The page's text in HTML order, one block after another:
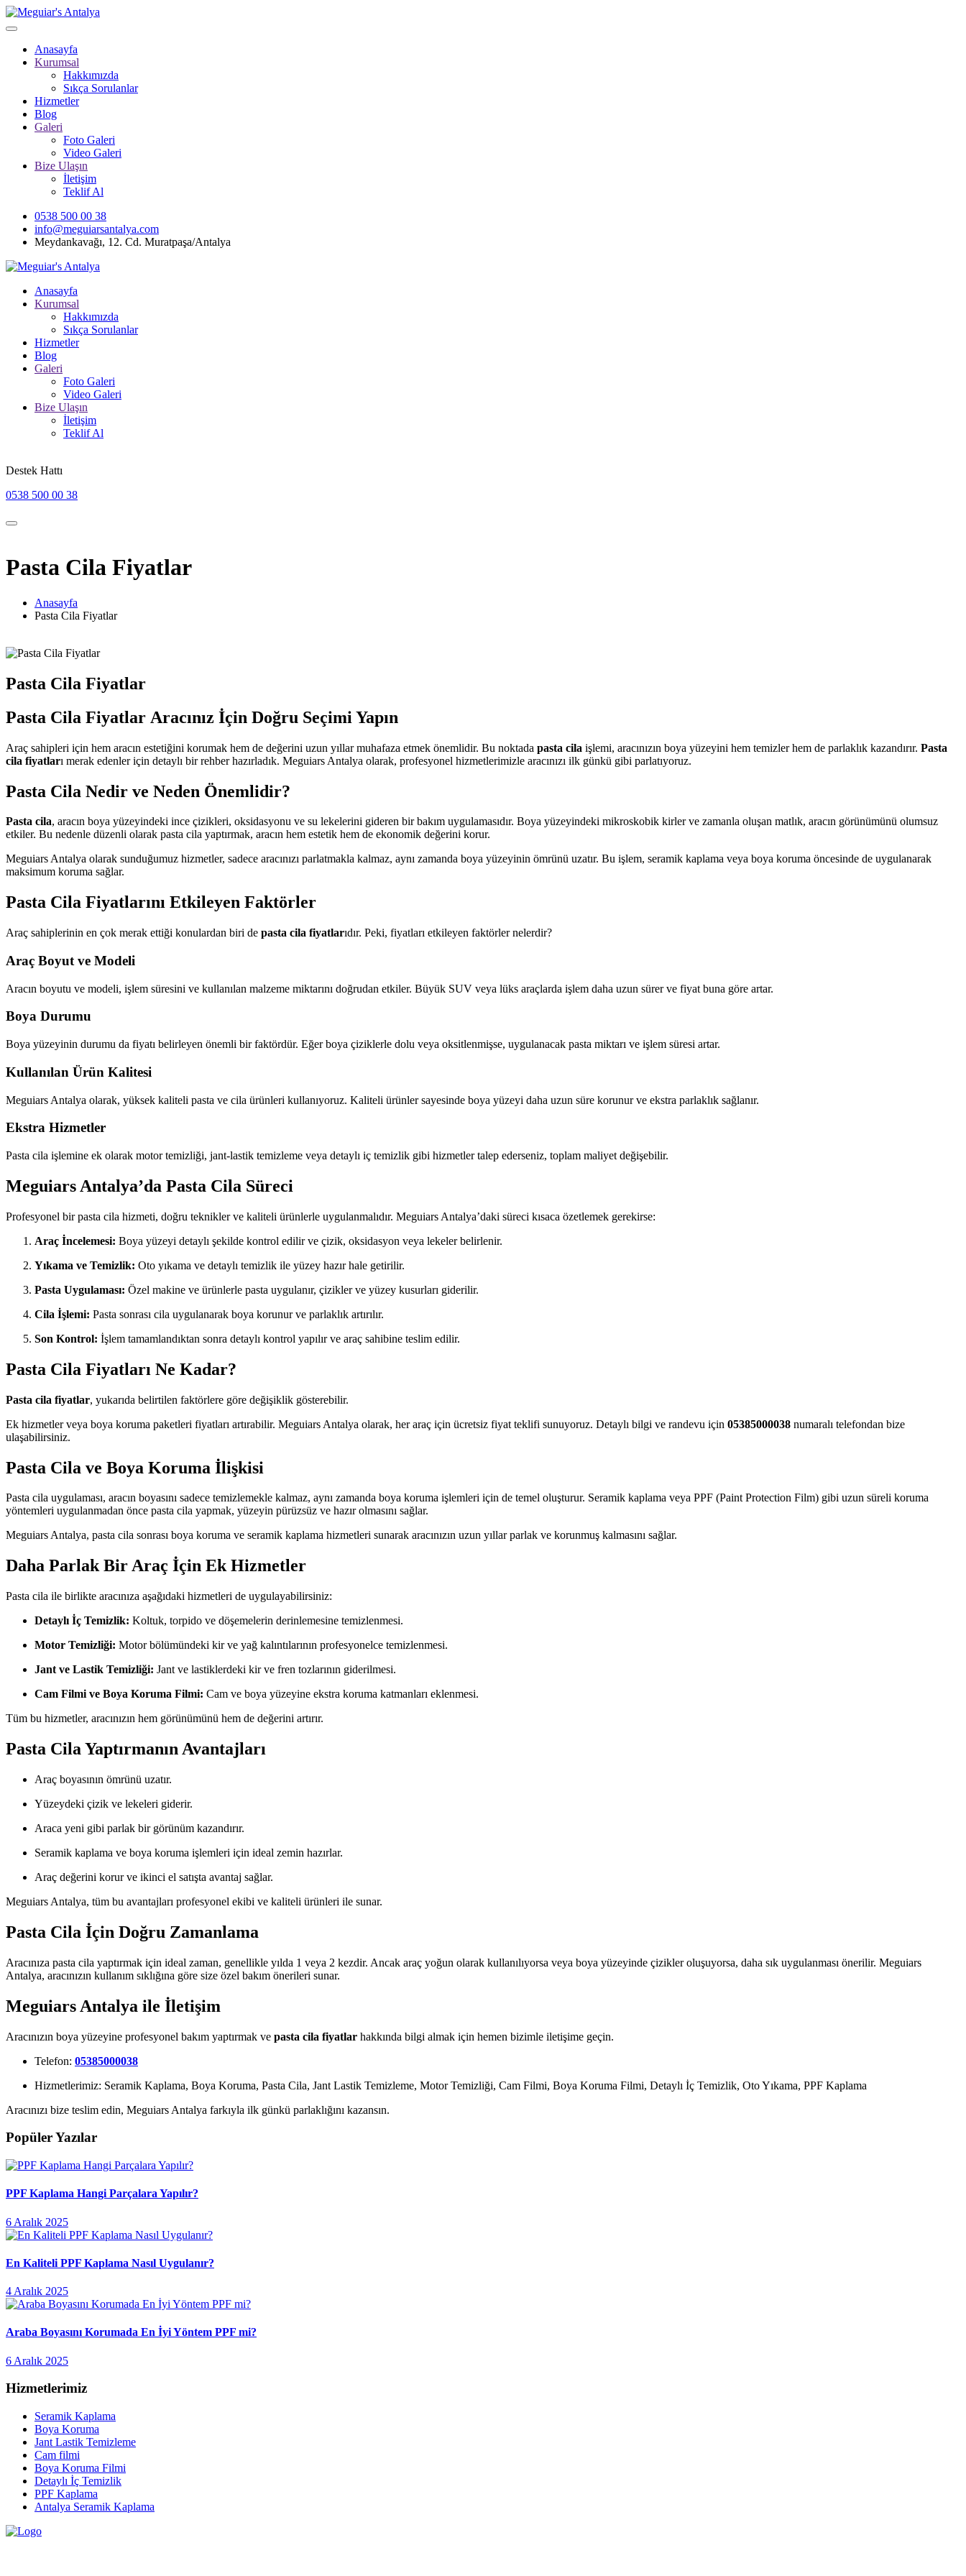
Anasayfa
Kurumsal
Hakkımızda
Sıkça Sorulanlar
Hizmetler
Blog
Galeri
Foto Galeri
Video Galeri
Bize Ulaşın
İletişim
Teklif Al
0538 500 00 38
info@meguiarsantalya.com
Meydankavağı, 12. Cd. Muratpaşa/Antalya
Anasayfa
Kurumsal
Hakkımızda
Sıkça Sorulanlar
Hizmetler
Blog
Galeri
Foto Galeri
Video Galeri
Bize Ulaşın
İletişim
Teklif Al
Destek Hattı
0538 500 00 38
Pasta Cila Fiyatlar
Anasayfa
Pasta Cila Fiyatlar
Pasta Cila Fiyatlar
Pasta Cila Fiyatlar Aracınız İçin Doğru Seçimi Yapın
Araç sahipleri için hem aracın estetiğini korumak hem de değerini uzun yıllar muhafaza etmek önemlidir. Bu noktada pasta cila işlemi, aracınızın boya yüzeyini hem temizler hem de parlaklık kazandırır. Pasta
cila fiyatları merak edenler için detaylı bir rehber hazırladık. Meguiars Antalya olarak, profesyonel hizmetlerimizle aracınızı ilk günkü gibi parlatıyoruz.
Pasta Cila Nedir ve Neden Önemlidir?
Pasta cila, aracın boya yüzeyindeki ince çizikleri, oksidasyonu ve su lekelerini gideren bir bakım uygulamasıdır. Boya yüzeyindeki mikroskobik kirler ve zamanla oluşan matlık, aracın görünümünü olumsuz
etkiler. Bu nedenle düzenli olarak pasta cila yaptırmak, aracın hem estetik hem de ekonomik değerini korur.
Meguiars Antalya olarak sunduğumuz hizmetler, sadece aracınızı parlatmakla kalmaz, aynı zamanda boya yüzeyinin ömrünü uzatır. Bu işlem, seramik kaplama veya boya koruma öncesinde de uygulanarak
maksimum koruma sağlar.
Pasta Cila Fiyatlarını Etkileyen Faktörler
Araç sahiplerinin en çok merak ettiği konulardan biri de pasta cila fiyatlarıdır. Peki, fiyatları etkileyen faktörler nelerdir?
Araç Boyut ve Modeli
Aracın boyutu ve modeli, işlem süresini ve kullanılan malzeme miktarını doğrudan etkiler. Büyük SUV veya lüks araçlarda işlem daha uzun sürer ve fiyat buna göre artar.
Boya Durumu
Boya yüzeyinin durumu da fiyatı belirleyen önemli bir faktördür. Eğer boya çiziklerle dolu veya oksitlenmişse, uygulanacak pasta miktarı ve işlem süresi artar.
Kullanılan Ürün Kalitesi
Meguiars Antalya olarak, yüksek kaliteli pasta ve cila ürünleri kullanıyoruz. Kaliteli ürünler sayesinde boya yüzeyi daha uzun süre korunur ve ekstra parlaklık sağlanır.
Ekstra Hizmetler
Pasta cila işlemine ek olarak motor temizliği, jant-lastik temizleme veya detaylı iç temizlik gibi hizmetler talep ederseniz, toplam maliyet değişebilir.
Meguiars Antalya’da Pasta Cila Süreci
Profesyonel bir pasta cila hizmeti, doğru teknikler ve kaliteli ürünlerle uygulanmalıdır. Meguiars Antalya’daki süreci kısaca özetlemek gerekirse:
Araç İncelemesi: Boya yüzeyi detaylı şekilde kontrol edilir ve çizik, oksidasyon veya lekeler belirlenir.
Yıkama ve Temizlik: Oto yıkama ve detaylı temizlik ile yüzey hazır hale getirilir.
Pasta Uygulaması: Özel makine ve ürünlerle pasta uygulanır, çizikler ve yüzey kusurları giderilir.
Cila İşlemi: Pasta sonrası cila uygulanarak boya korunur ve parlaklık artırılır.
Son Kontrol: İşlem tamamlandıktan sonra detaylı kontrol yapılır ve araç sahibine teslim edilir.
Pasta Cila Fiyatları Ne Kadar?
Pasta cila fiyatlar, yukarıda belirtilen faktörlere göre değişiklik gösterebilir.
Ek hizmetler veya boya koruma paketleri fiyatları artırabilir. Meguiars Antalya olarak, her araç için ücretsiz fiyat teklifi sunuyoruz. Detaylı bilgi ve randevu için 05385000038 numaralı telefondan bize
ulaşabilirsiniz.
Pasta Cila ve Boya Koruma İlişkisi
Pasta cila uygulaması, aracın boyasını sadece temizlemekle kalmaz, aynı zamanda boya koruma işlemleri için de temel oluşturur. Seramik kaplama veya PPF (Paint Protection Film) gibi uzun süreli koruma
yöntemleri uygulanmadan önce pasta cila yapmak, yüzeyin pürüzsüz ve hazır olmasını sağlar.
Meguiars Antalya, pasta cila sonrası boya koruma ve seramik kaplama hizmetleri sunarak aracınızın uzun yıllar parlak ve korunmuş kalmasını sağlar.
Daha Parlak Bir Araç İçin Ek Hizmetler
Pasta cila ile birlikte aracınıza aşağıdaki hizmetleri de uygulayabilirsiniz:
Detaylı İç Temizlik: Koltuk, torpido ve döşemelerin derinlemesine temizlenmesi.
Motor Temizliği: Motor bölümündeki kir ve yağ kalıntılarının profesyonelce temizlenmesi.
Jant ve Lastik Temizliği: Jant ve lastiklerdeki kir ve fren tozlarının giderilmesi.
Cam Filmi ve Boya Koruma Filmi: Cam ve boya yüzeyine ekstra koruma katmanları eklenmesi.
Tüm bu hizmetler, aracınızın hem görünümünü hem de değerini artırır.
Pasta Cila Yaptırmanın Avantajları
Araç boyasının ömrünü uzatır.
Yüzeydeki çizik ve lekeleri giderir.
Araca yeni gibi parlak bir görünüm kazandırır.
Seramik kaplama ve boya koruma işlemleri için ideal zemin hazırlar.
Araç değerini korur ve ikinci el satışta avantaj sağlar.
Meguiars Antalya, tüm bu avantajları profesyonel ekibi ve kaliteli ürünleri ile sunar.
Pasta Cila İçin Doğru Zamanlama
Aracınıza pasta cila yaptırmak için ideal zaman, genellikle yılda 1 veya 2 kezdir. Ancak araç yoğun olarak kullanılıyorsa veya boya yüzeyinde çizikler oluşuyorsa, daha sık uygulanması önerilir. Meguiars
Antalya, aracınızın kullanım sıklığına göre size özel bakım önerileri sunar.
Meguiars Antalya ile İletişim
Aracınızın boya yüzeyine profesyonel bakım yaptırmak ve pasta cila fiyatlar hakkında bilgi almak için hemen bizimle iletişime geçin.
Telefon: 05385000038
Hizmetlerimiz: Seramik Kaplama, Boya Koruma, Pasta Cila, Jant Lastik Temizleme, Motor Temizliği, Cam Filmi, Boya Koruma Filmi, Detaylı İç Temizlik, Oto Yıkama, PPF Kaplama
Aracınızı bize teslim edin, Meguiars Antalya farkıyla ilk günkü parlaklığını kazansın.
Popüler Yazılar
PPF Kaplama Hangi Parçalara Yapılır?
6 Aralık 2025
En Kaliteli PPF Kaplama Nasıl Uygulanır?
4 Aralık 2025
Araba Boyasını Korumada En İyi Yöntem PPF mi?
6 Aralık 2025
Hizmetlerimiz
Seramik Kaplama
Boya Koruma
Jant Lastik Temizleme
Cam filmi
Boya Koruma Filmi
Detaylı İç Temizlik
PPF Kaplama
Antalya Seramik Kaplama